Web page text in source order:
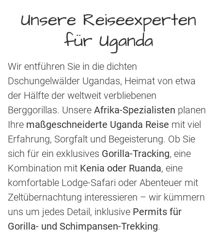
Unsere Reiseexperten
für Uganda
Wir entführen Sie in die dichten
Dschungelwälder Ugandas, Heimat von etwa
der Hälfte der weltweit verbliebenen
Berggorillas. Unsere Afrika-Spezialisten planen
Ihre maßgeschneiderte Uganda Reise mit viel
Erfahrung, Sorgfalt und Begeisterung. Ob Sie
sich für ein exklusives Gorilla-Tracking, eine
Kombination mit Kenia oder Ruanda, eine
komfortable Lodge-Safari oder Abenteuer mit
Zeltübernachtung interessieren – wir kümmern
uns um jedes Detail, inklusive Permits für
Gorilla- und Schimpansen-Trekking.